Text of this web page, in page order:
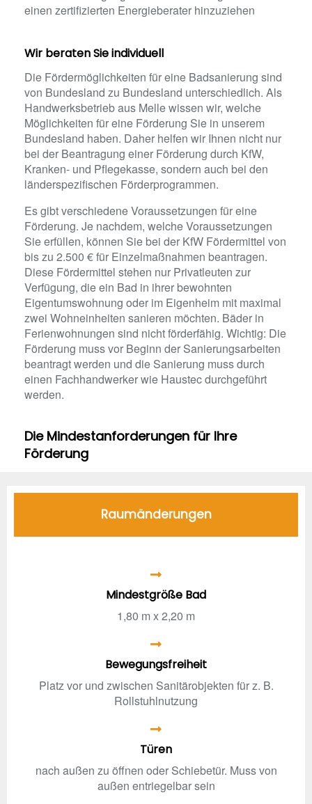
einen zertifizierten Energieberater hinzuziehen
Wir beraten Sie individuell
Die Fördermöglichkeiten für eine Badsanierung sind
von Bundesland zu Bundesland unterschiedlich. Als
Handwerksbetrieb aus Melle wissen wir, welche
Möglichkeiten für eine Förderung Sie in unserem
Bundesland haben. Daher helfen wir Ihnen nicht nur
bei der Beantragung einer Förderung durch KfW,
Kranken- und Pflegekasse, sondern auch bei den
länderspezifischen Förderprogrammen.
Es gibt verschiedene Voraussetzungen für eine
Förderung. Je nachdem, welche Voraussetzungen
Sie erfüllen, können Sie bei der KfW Fördermittel von
bis zu 2.500 € für Einzelmaßnahmen beantragen.
Diese Fördermittel stehen nur Privatleuten zur
Verfügung, die ein Bad in ihrer bewohnten
Eigentumswohnung oder im Eigenheim mit maximal
zwei Wohneinheiten sanieren möchten. Bäder in
Ferienwohnungen sind nicht förderfähig. Wichtig: Die
Förderung muss vor Beginn der Sanierungsarbeiten
beantragt werden und die Sanierung muss durch
einen Fachhandwerker wie Haustec durchgeführt
werden.
Die Mindestanforderungen für Ihre
Förderung
Raumänderungen
Mindestgröße Bad
1,80 m x 2,20 m
Bewegungsfreiheit
Platz vor und zwischen Sanitärobjekten für z. B.
Rollstuhlnutzung
Türen
nach außen zu öffnen oder Schiebetür. Muss von
außen entriegelbar sein